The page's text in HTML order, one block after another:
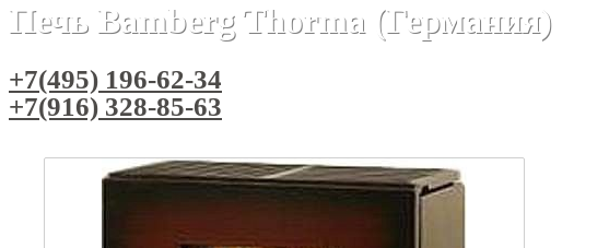
Печь Bamberg Thorma (Германия)
+7(495) 196-62-34
+7(916) 328-85-63